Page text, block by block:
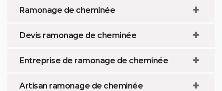
Ramonage de cheminée
Devis ramonage de cheminée
Entreprise de ramonage de cheminée
Artisan ramonage de cheminée